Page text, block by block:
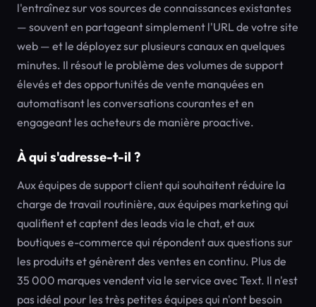
l'entraînez sur vos sources de connaissances existantes
— souvent en partageant simplement l'URL de votre site
web — et le déployez sur plusieurs canaux en quelques
minutes. Il résout le problème des volumes de support
élevés et des opportunités de vente manquées en
automatisant les conversations courantes et en
engageant les acheteurs de manière proactive.
À qui s'adresse-t-il ?
Aux équipes de support client qui souhaitent réduire la
charge de travail routinière, aux équipes marketing qui
qualifient et captent des leads via le chat, et aux
boutiques e-commerce qui répondent aux questions sur
les produits et génèrent des ventes en continu. Plus de
35 000 marques vendent via le service avec Text. Il n'est
pas idéal pour les très petites équipes qui n'ont besoin